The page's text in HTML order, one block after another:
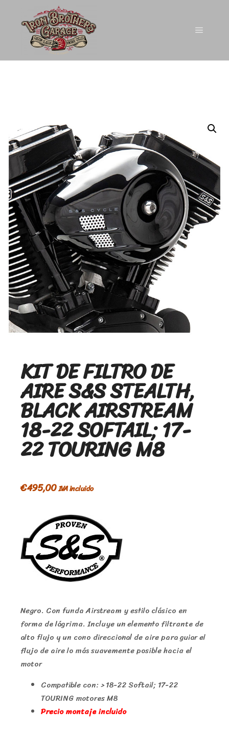
KIT DE FILTRO DE
AIRE S&S STEALTH,
BLACK AIRSTREAM
18-22 SOFTAIL; 17-
22 TOURING M8
€495,00IVA incluido
Negro. Con funda Airstream y estilo clásico en
forma de lágrima. Incluye un elemento filtrante de
alto flujo y un cono direccional de aire para guiar el
flujo de aire lo más suavemente posible hacia el
motor
Compatible con: > 18-22 Softail; 17-22
TOURING motores M8
Precio montaje incluido